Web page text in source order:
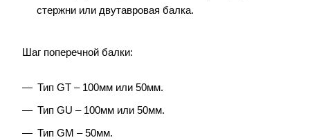
стержни или двутавровая балка.
Шаг поперечной балки:
Тип GT – 100мм или 50мм.
Тип GU – 100мм или 50мм.
Тип GM – 50мм.